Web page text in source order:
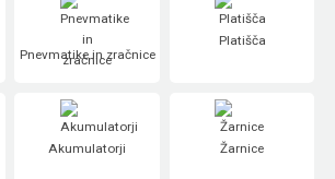
Pnevmatike in zračnice
Platišča
Akumulatorji Žarnice